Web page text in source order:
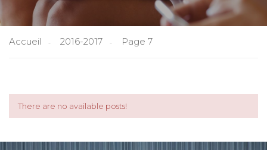
Accueil 2016-2017 Page 7
There are no available posts!